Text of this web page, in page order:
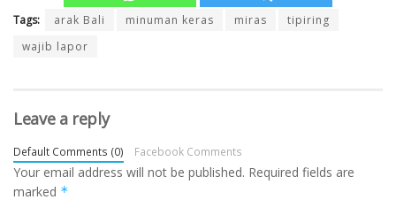
Tags: arak Bali minuman keras miras
tipiring
wajib lapor
Leave a reply
Default Comments (0) Facebook Comments
Your email address will not be published. Required fields are
marked *